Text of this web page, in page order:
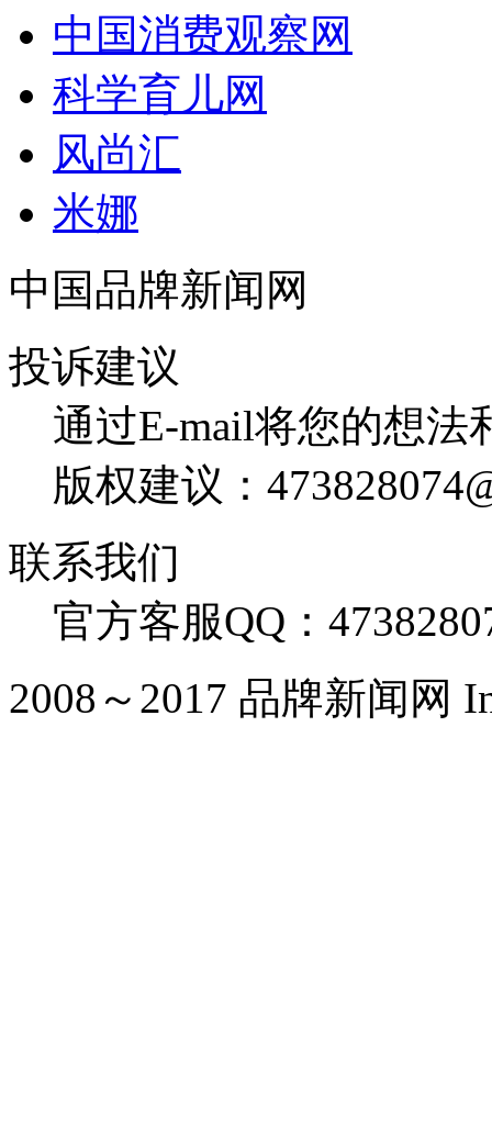
中国消费观察网
科学育儿网
风尚汇
米娜
中国品牌新闻网
投诉建议
通过E-mail将您的想法
版权建议：
联系我们
官方客服QQ：
2008～2017 品牌新闻网